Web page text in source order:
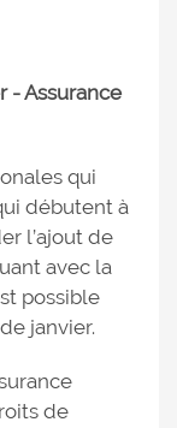
- Assurance
qui
débutent à
l’ajout de
avec la
possible
janvier.
de